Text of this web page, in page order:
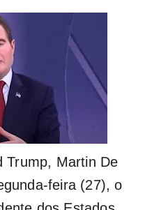
Trump, Martin De
feira (27), o